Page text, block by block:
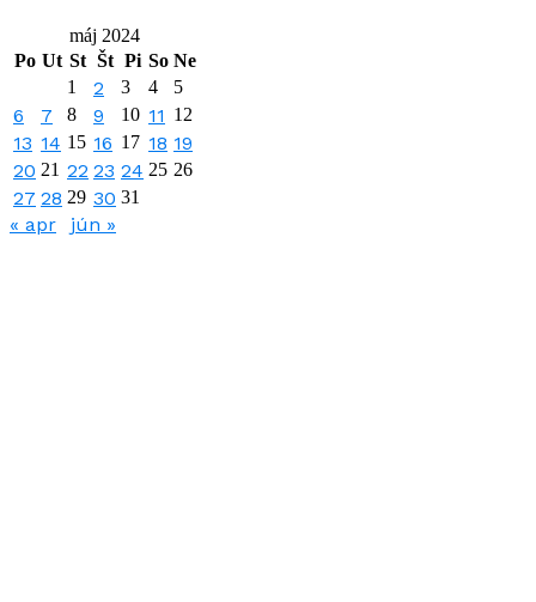
máj 2024
Po Ut St Št Pi So Ne
1
2 3 4 5
6 7 8 9 10 11 12
13 14 15 16 17 18 19
20 21 22 23 24 25 26
27 28 29 30 31
« apr jún »